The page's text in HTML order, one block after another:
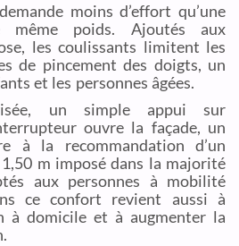
moins d’effort qu’une
poids. Ajoutés aux
les coulissants limitent les
de pincement des doigts, un
et les personnes âgées.
un simple appui sur
ouvre la façade, un
à la recommandation d’un
m imposé dans la majorité
aux personnes à mobilité
ce confort revient aussi à
à domicile et à augmenter la